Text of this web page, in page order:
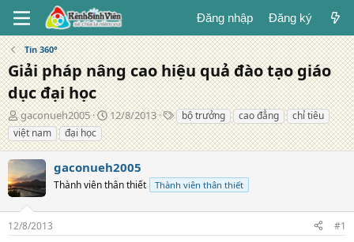
Đăng nhập Đăng ký
Tin 360°
Giải pháp nâng cao hiệu quả đào tạo giáo
dục đại học
T
á
c
g
i
ả
gaconueh2005
N
g
à
đ
ă
g
12/8/2013
T
ừ
k
a
bộ trưởng cao đẳng
chỉ tiêu
việt nam
đại học
gaconueh2005
Thành viên thân thiết Thành viên thân thiết
12/8/2013 #1